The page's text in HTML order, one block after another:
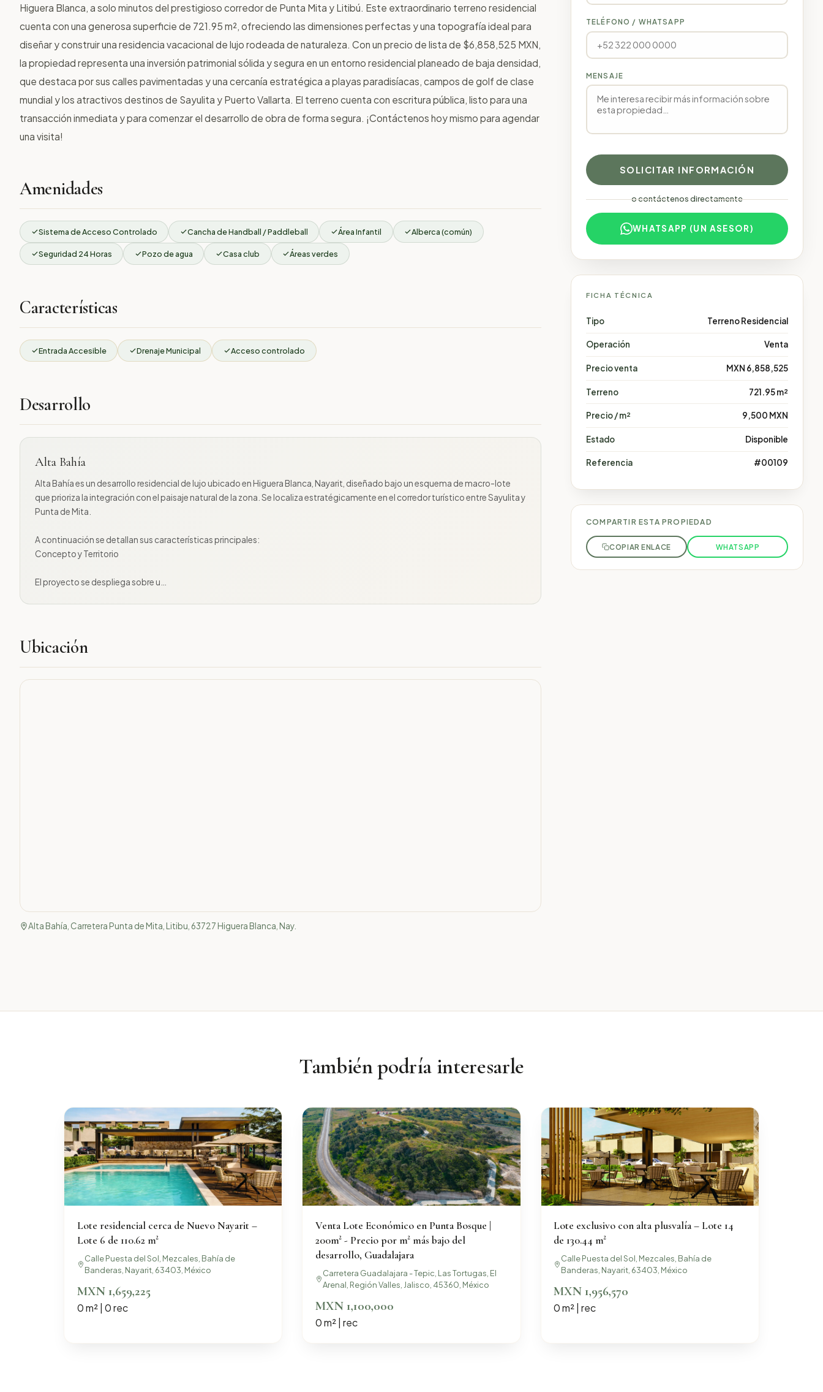
Higuera Blanca, a solo minutos del prestigioso corredor de Punta Mita y Litibú. Este extraordinario terreno residencial
cuenta con una generosa superficie de 721.95 m², ofreciendo las dimensiones perfectas y una topografía ideal para
diseñar y construir una residencia vacacional de lujo rodeada de naturaleza. Con un precio de lista de $6,858,525 MXN,
la propiedad representa una inversión patrimonial sólida y segura en un entorno residencial planeado de baja densidad,
que destaca por sus calles pavimentadas y una cercanía estratégica a playas paradisíacas, campos de golf de clase
mundial y los atractivos destinos de Sayulita y Puerto Vallarta. El terreno cuenta con escritura pública, listo para una
transacción inmediata y para comenzar el desarrollo de obra de forma segura. ¡Contáctenos hoy mismo para agendar
una visita!
Amenidades
Sistema de Acceso Controlado Cancha de Handball / Paddleball Área Infantil Alberca (común)
Seguridad 24 Horas Pozo de agua Casa club Áreas verdes
Características
Entrada Accesible Drenaje Municipal Acceso controlado
Desarrollo
Alta Bahía
Alta Bahía es un desarrollo residencial de lujo ubicado en Higuera Blanca, Nayarit, diseñado bajo un esquema de macro-lote
que prioriza la integración con el paisaje natural de la zona. Se localiza estratégicamente en el corredor turístico entre Sayulita y
Punta de Mita.
A continuación se detallan sus características principales:
Concepto y Territorio
El proyecto se despliega sobre u…
Ubicación
Alta Bahía, Carretera Punta de Mita, Litibu, 63727 Higuera Blanca, Nay.
TELÉFONO / WHATSAPP
MENSAJE
SOLICITAR INFORMACIÓN
o contáctenos directamente
WHATSAPP (UN ASESOR)
FICHA TÉCNICA
Tipo Terreno Residencial
Operación Venta
Precio venta MXN 6,858,525
Terreno 721.95 m²
Precio / m² 9,500 MXN
Estado Disponible
Referencia #00109
COMPARTIR ESTA PROPIEDAD
COPIAR ENLACE WHATSAPP
También podría interesarle
Lote residencial cerca de Nuevo Nayarit –
Lote 6 de 110.62 m²
Calle Puesta del Sol, Mezcales, Bahía de
Banderas, Nayarit, 63403, México
MXN 1,659,225
0 m² | 0 rec
Venta Lote Económico en Punta Bosque |
200m² - Precio por m² más bajo del
desarrollo, Guadalajara
Carretera Guadalajara - Tepic, Las Tortugas, El
Arenal, Región Valles, Jalisco, 45360, México
MXN 1,100,000
0 m² | rec
Lote exclusivo con alta plusvalía – Lote 14
de 130.44 m²
Calle Puesta del Sol, Mezcales, Bahía de
Banderas, Nayarit, 63403, México
MXN 1,956,570
0 m² | rec